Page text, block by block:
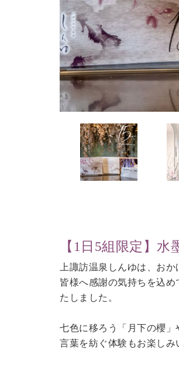
【1日5組限定】
上諏訪温泉しんゆは、お
皆様へ感謝の気持ちを込
たしました。
七色に移ろう「月下の櫻
言葉を紡ぐ体験もお楽しみ